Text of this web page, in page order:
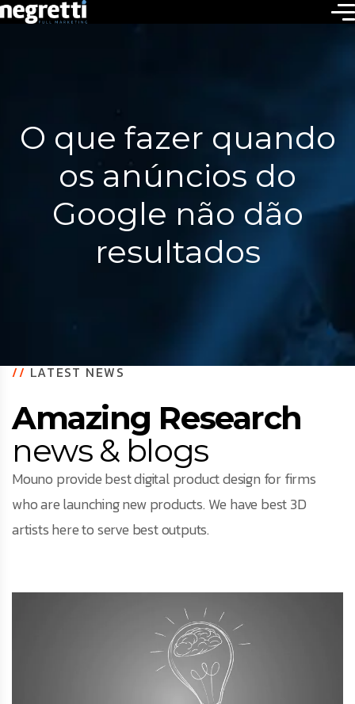
O que fazer quando
os anúncios do
Google não dão
resultados
//LATEST NEWS
Amazing Research
news & blogs
Mouno provide best digital product design for firms
who are launching new products. We have best 3D
artists here to serve best outputs.